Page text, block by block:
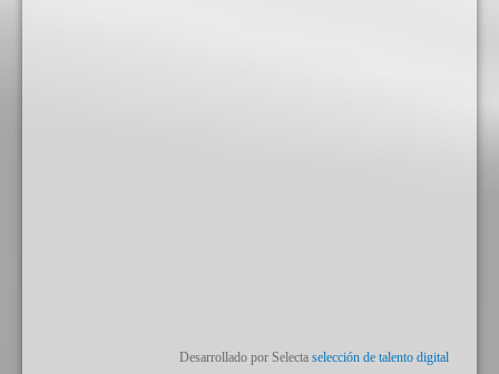
Desarrollado por Selecta selección de talento digital